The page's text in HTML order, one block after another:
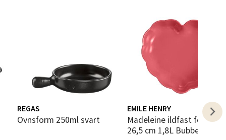
REGAS
Ovnsform 250ml svart
EMILE HENRY
Madeleine ildfast form hjerte
26,5 cm 1,8L Bubbelgum